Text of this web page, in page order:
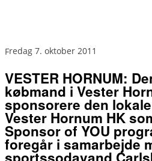
fredag 7. oktober 2011
VESTER HORNUM:
købmand i Vester
sponsorere den
Vester Hornum HK
Sponsor of YOU
foregår i samarbejde